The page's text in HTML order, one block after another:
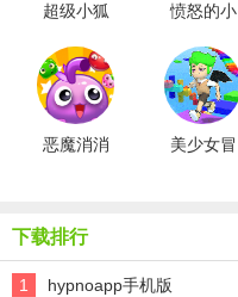
超级小狐
愤怒的小
恶魔消消
美少女冒
下载排行
1 hypnoapp手机版